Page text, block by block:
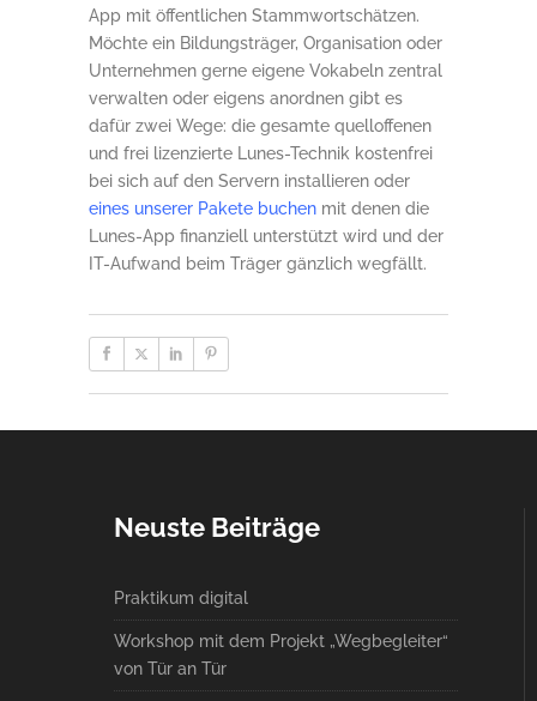
App mit öffentlichen Stammwortschätzen.
Möchte ein Bildungsträger, Organisation oder
Unternehmen gerne eigene Vokabeln zentral
verwalten oder eigens anordnen gibt es
dafür zwei Wege: die gesamte quelloffenen
und frei lizenzierte Lunes-Technik kostenfrei
bei sich auf den Servern installieren oder
eines unserer Pakete buchen mit denen die
Lunes-App finanziell unterstützt wird und der
IT-Aufwand beim Träger gänzlich wegfällt.
Neuste Beiträge
Praktikum digital
Workshop mit dem Projekt „Wegbegleiter“
von Tür an Tür